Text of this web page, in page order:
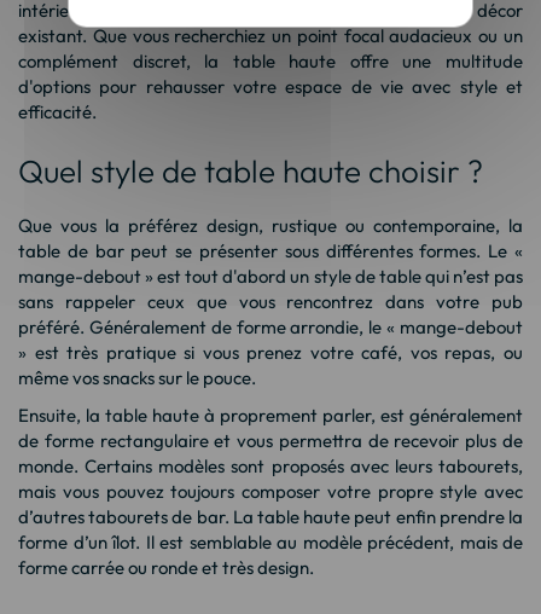
intérieur et peut s'accorder ou contraster avec votre décor
existant. Que vous recherchiez un point focal audacieux ou un
complément discret, la table haute offre une multitude
d'options pour rehausser votre espace de vie avec style et
efficacité.
Quel style de table haute choisir ?
Que vous la préférez design, rustique ou contemporaine, la
table de bar peut se présenter sous différentes formes. Le «
mange-debout » est tout d'abord un style de table qui n’est pas
sans rappeler ceux que vous rencontrez dans votre pub
préféré. Généralement de forme arrondie, le « mange-debout
» est très pratique si vous prenez votre café, vos repas, ou
même vos snacks sur le pouce.
Ensuite, la table haute à proprement parler, est généralement
de forme rectangulaire et vous permettra de recevoir plus de
monde. Certains modèles sont proposés avec leurs tabourets,
mais vous pouvez toujours composer votre propre style avec
d’autrestabourets de bar. La table haute peut enfin prendre la
forme d’un îlot. Il est semblable au modèle précédent, mais de
forme carrée ou ronde et très design.